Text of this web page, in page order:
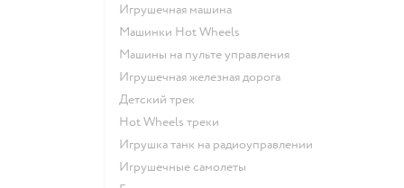
Игрушечная машина
Машинки Hot Wheels
Машины на пульте управления
Игрушечная железная дорога
Детский трек
Hot Wheels треки
Игрушка танк на радиоуправлении
Игрушечные самолеты